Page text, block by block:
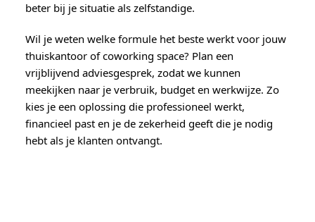
beter bij je situatie als zelfstandige.
Wil je weten welke formule het beste werkt voor jouw
thuiskantoor of coworking space? Plan een
vrijblijvend adviesgesprek, zodat we kunnen
meekijken naar je verbruik, budget en werkwijze. Zo
kies je een oplossing die professioneel werkt,
financieel past en je de zekerheid geeft die je nodig
hebt als je klanten ontvangt.